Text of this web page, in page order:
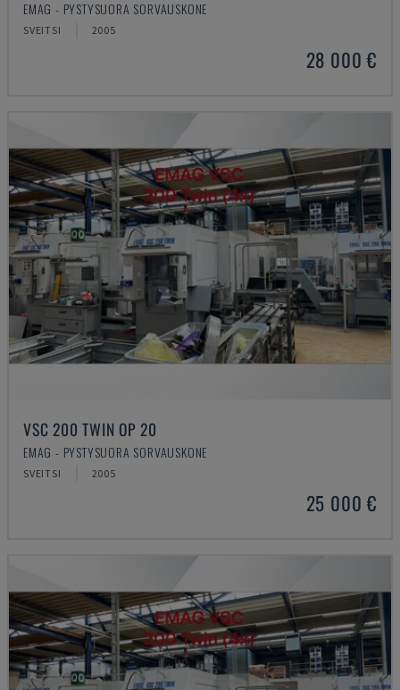
EMAG - PYSTYSUORA SORVAUSKONE
SVEITSI 2005
28 000 €
VSC 200 TWIN OP 20
EMAG - PYSTYSUORA SORVAUSKONE
SVEITSI 2005
25 000 €